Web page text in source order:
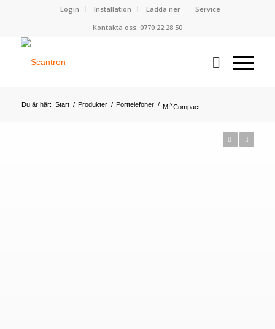
Login Installation Ladda ner
Service
Kontakta oss: 0770 22 28 50
Du är här: Start / Produkter / Porttelefoner / MIxCompact